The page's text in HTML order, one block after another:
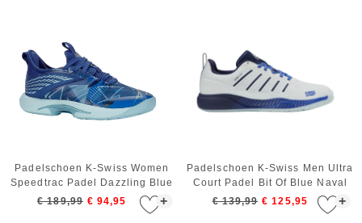
+
Padelschoen K-Swiss Women
Speedtrac Padel Dazzling Blue
Topaz Blue Glow
€ 189,99 € 94,95 +
Padelschoen K-Swiss Men Ultra
Court Padel Bit Of Blue Naval
Academy Dazzling Blue
€ 139,99 € 125,95